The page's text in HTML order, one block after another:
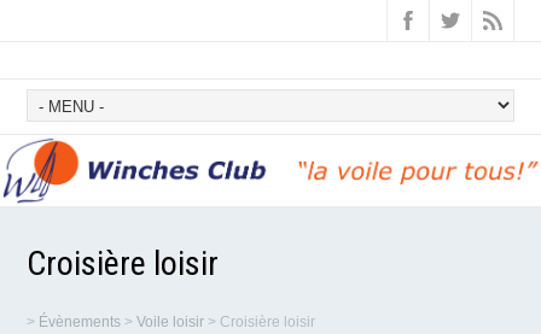
Croisière loisir
> Évènements >Voile loisir > Croisière loisir